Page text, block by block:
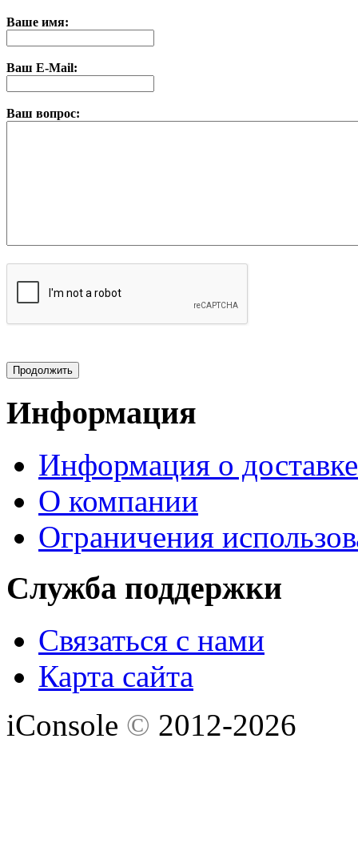
Ваше имя:
Ваш E-Mail:
Ваш вопрос:
Информация
Информация о доставке
О компании
Ограничения
Служба поддержки
Связаться с нами
Карта сайта
iConsole © 2012-2026